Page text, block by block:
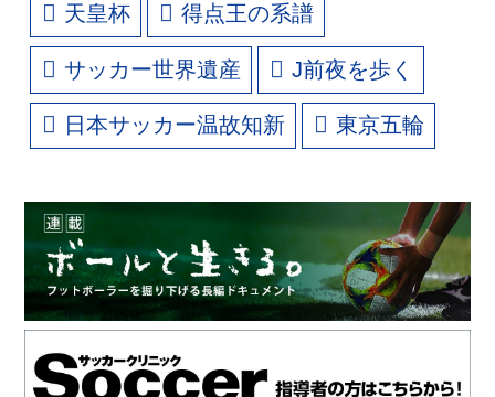
天皇杯 得点王の系譜
サッカー世界遺産 J前夜を歩く
日本サッカー温故知新 東京五輪